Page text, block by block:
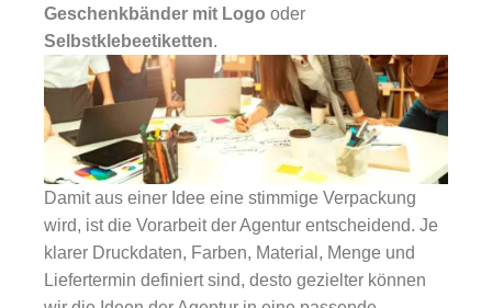
Geschenkbänder mit Logo oder
Selbstklebeetiketten.
Damit aus einer Idee eine stimmige Verpackung
wird, ist die Vorarbeit der Agentur entscheidend. Je
klarer Druckdaten, Farben, Material, Menge und
Liefertermin definiert sind, desto gezielter können